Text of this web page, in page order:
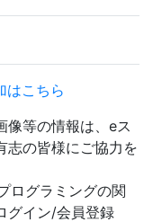
はこちら
像等の情報は、eス
志の皆様にご協力を
ログラミングの関
グイン/会員登録